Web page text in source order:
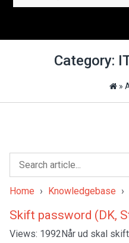
for:
Category:
»
Home › Knowledgebase ›
Skift password (DK,
Views: 1992Når ud skal